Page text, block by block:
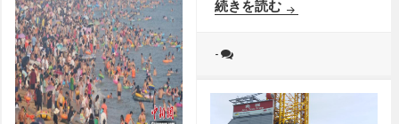
続きを読む 自転車通勤で仕事
-